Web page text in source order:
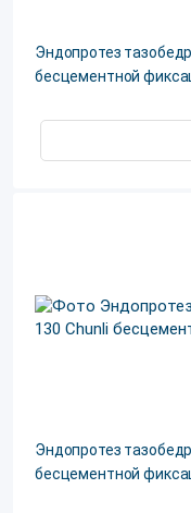
Эндопротез
бесцементной
Эндопротез
бесцементной